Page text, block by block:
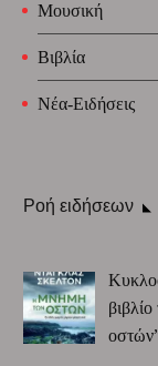
Μουσική
Βιβλία
Νέα-Ειδήσεις
Ροή ειδήσεων